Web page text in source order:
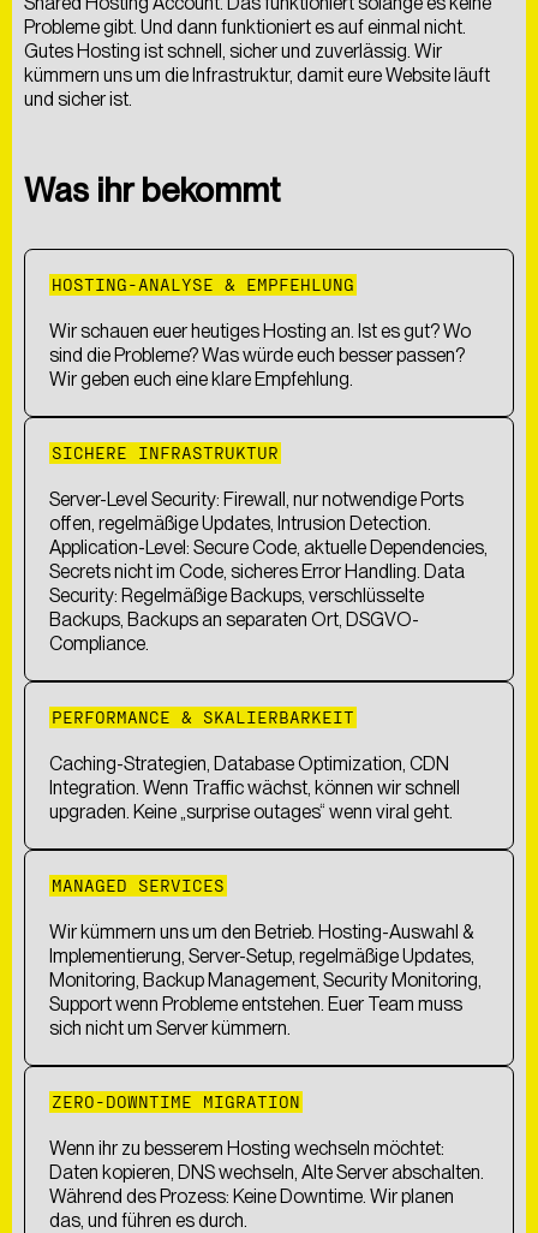
ÜBER UNSBLOG FAQS
Probleme gibt. Und dann funktioniert es auf einmal nicht.
Gutes Hosting ist schnell, sicher und zuverlässig. Wir
kümmern uns um die Infrastruktur, damit eure Website läuft
und sicher ist.
Was ihr bekommt
HOSTING-ANALYSE & EMPFEHLUNG
Wir schauen euer heutiges Hosting an. Ist es gut? Wo
sind die Probleme? Was würde euch besser passen?
Wir geben euch eine klare Empfehlung.
SICHERE INFRASTRUKTUR
Server-Level Security: Firewall, nur notwendige Ports
offen, regelmäßige Updates, Intrusion Detection.
Application-Level: Secure Code, aktuelle Dependencies,
Secrets nicht im Code, sicheres Error Handling. Data
Security: Regelmäßige Backups, verschlüsselte
Backups, Backups an separaten Ort, DSGVO-
Compliance.
PERFORMANCE & SKALIERBARKEIT
Caching-Strategien, Database Optimization, CDN
Integration. Wenn Traffic wächst, können wir schnell
upgraden. Keine „surprise outages“ wenn viral geht.
MANAGED SERVICES
Wir kümmern uns um den Betrieb. Hosting-Auswahl &
Implementierung, Server-Setup, regelmäßige Updates,
Monitoring, Backup Management, Security Monitoring,
Support wenn Probleme entstehen. Euer Team muss
sich nicht um Server kümmern.
ZERO-DOWNTIME MIGRATION
Wenn ihr zu besserem Hosting wechseln möchtet:
Daten kopieren, DNS wechseln, Alte Server abschalten.
Während des Prozess: Keine Downtime. Wir planen
das, und führen es durch.